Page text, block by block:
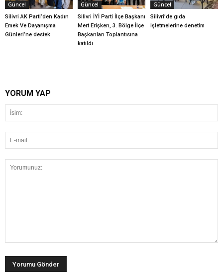
Güncel
Silivri AK Parti’den Kadın
Emek Ve Dayanışma
Günleri’ne destek
Güncel
Silivri İYİ Parti İlçe Başkanı
Mert Erişken, 3. Bölge İlçe
Başkanları Toplantısına
katıldı
Güncel
Silivri’de gıda
işletmelerine denetim
YORUM YAP